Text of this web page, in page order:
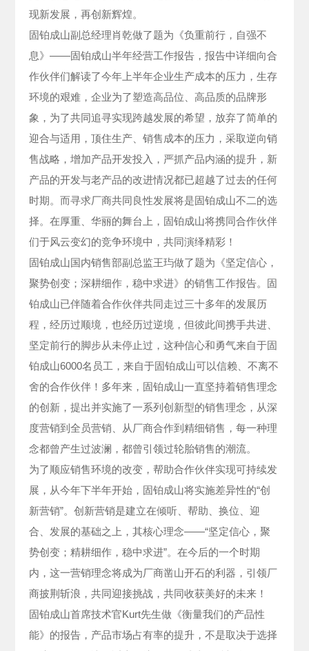
现新发展，再创新辉煌。
固铂成山副总经理肖乾做了题为《负重前行，自强不
息》——固铂成山半年经营工作报告，报告中详细向合
作伙伴们解读了今年上半年企业生产成本的压力，生存
环境的艰难，企业为了塑造高品位、高品质的品牌形
象，为了共同追寻实现跨越发展的希望，放弃了简单的
迎合与适用，顶住生产、销售成本的压力，采取逆向销
售战略，增加产品开发投入，严抓产品内涵的提升，新
产品的开发与老产品的改进情况都已超越了过去的任何
时期。而寻求厂商共同良性发展将是固铂成山不二的选
择。在厚重、华丽的舞台上，固铂成山将携同合作伙伴
们于风云变幻的竞争环境中，共同演绎精彩！
固铂成山国内销售部副总监王玙做了题为《坚定信心，
聚势创变；深耕细作，稳中求进》的销售工作报告。固
铂成山已伴随着合作伙伴共同走过三十多年的发展历
程，经历过顺境，也经历过逆境，但彼此间携手共进、
坚定前行的脚步从未停止过，这种信心和勇气来自于固
铂成山6000名员工，来自于固铂成山可以信赖、不离不
舍的合作伙伴！多年来，固铂成山一直坚持着销售理念
的创新，提出并实施了一系列创新型的销售理念，从深
度营销到全员营销、从厂商合作到精细销售，每一种理
念都曾产生过波澜，都曾引领过轮胎销售的潮流。
为了顺应销售环境的改变，帮助合作伙伴实现可持续发
展，从今年下半年开始，固铂成山将实施差异性的“创
新营销”。创新营销是建立在倾听、帮助、换位、迎
合、发展的基础之上，其核心理念——“坚定信心，聚
势创变；精耕细作，稳中求进”。在今后的一个时期
内，这一营销理念将成为厂商凿山开石的利器，引领厂
商披荆斩浪，共同迎接挑战，共同收获美好的未来！
固铂成山首席技术官Kurt先生做《衡量我们的产品性
能》的报告，产品市场占有率的提升，不是取决于选择